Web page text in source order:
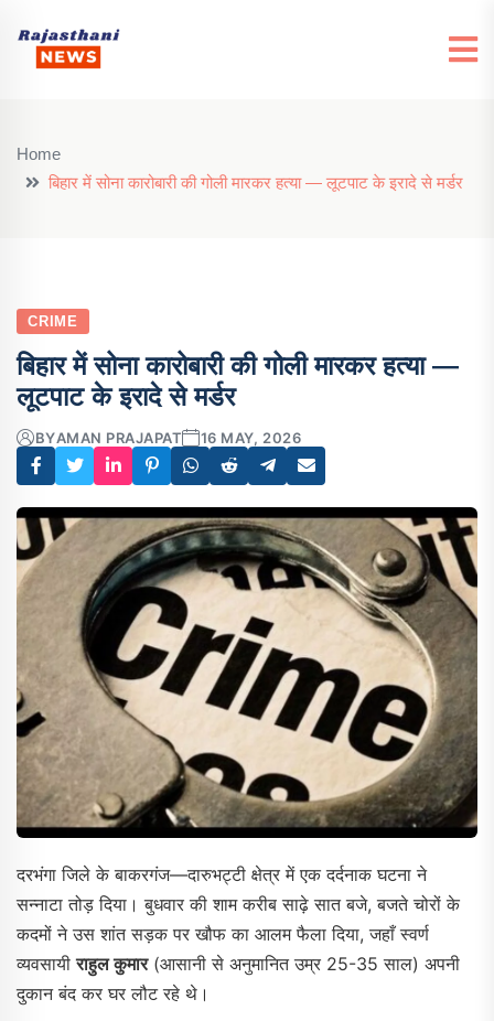
Home
बिहार में सोना कारोबारी की गोली मारकर हत्या — लूटपाट के इरादे से मर्डर
CRIME
बिहार में सोना कारोबारी की गोली मारकर हत्या —
लूटपाट के इरादे से मर्डर
BYAMAN PRAJAPAT 16 MAY, 2026
दरभंगा जिले के बाकरगंज—दारुभट्टी क्षेत्र में एक दर्दनाक घटना ने
सन्नाटा तोड़ दिया। बुधवार की शाम करीब साढ़े सात बजे, बजते चोरों के
कदमों ने उस शांत सड़क पर खौफ का आलम फैला दिया, जहाँ स्वर्ण
व्यवसायीराहुल कुमार(आसानी से अनुमानित उम्र 25-35 साल) अपनी
दुकान बंद कर घर लौट रहे थे।